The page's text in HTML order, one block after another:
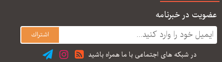
در خبرنامه
در شبكه های اجتماعی با ما همراه باشید